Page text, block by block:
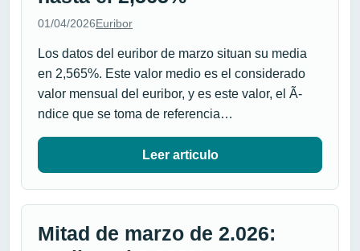
01/04/2026Euribor
Los datos del euribor de marzo situan su media
en 2,565%. Este valor medio es el considerado
valor mensual del euribor, y es este valor, el Ã­
ndice que se toma de referencia…
Leer articulo
Mitad de marzo de 2.026: